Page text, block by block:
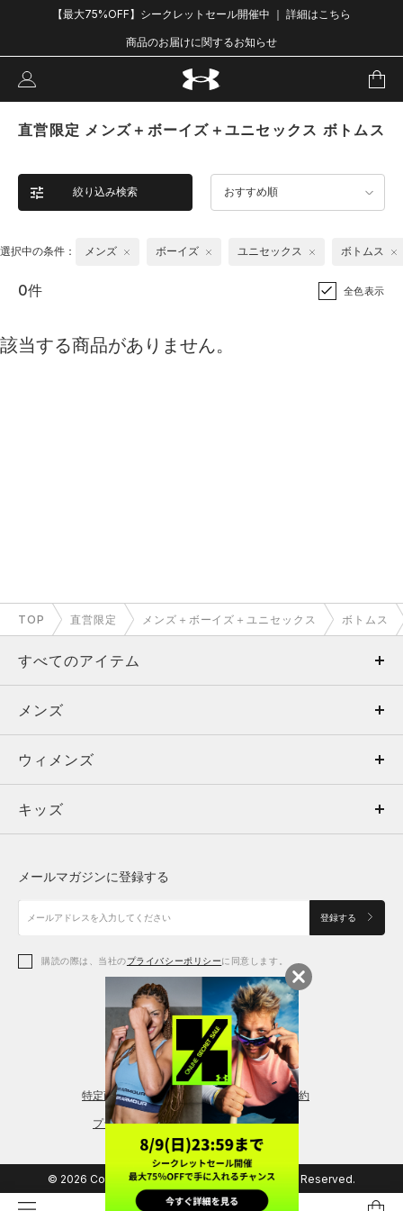
【最大75%OFF】シークレットセール開催中 ｜ 詳細はこちら
商品のお届けに関するお知らせ
直営限定 メンズ＋ボーイズ＋ユニセックス ボトムス
絞り込み検索 おすすめ順
選択中の条件： メンズ ボーイズ ユニセックス ボトムス
0件 全色表示
該当する商品がありません。
TOP 直営限定 メンズ＋ボーイズ＋ユニセックス ボトムス
すべてのアイテム
メンズ
ウィメンズ
キッズ
アクセサリー
メンズ
トップス
ボトムス
アクセサリー
ウィメンズ
トップス
シューズ
アクセサリー
レギンス＆タイツ
キッズ
シューズ
メールマガジンに登録する
登録する
購読の際は、当社のプライバシーポリシーに同意します。
特定商取引法に基づく通販の表記 会員規約
プライバシーポリシー
© 2026 Copyright DOME Corporation. All Rights Reserved.